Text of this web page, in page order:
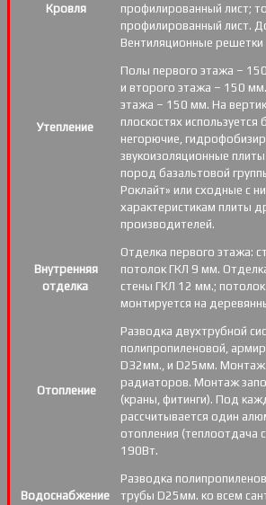
Кровля
профилированный лист;
профилированный лист.
Вентиляционные
Утепление
Полы первого этажа –
и второго этажа – 150
этажа – 150 мм. На
плоскостях
негорючие,
звукоизоляционные
пород базальтовой
Роклайт» или сходные с
характеристикам плиты
производителей.
Внутренняя
отделка
Отделка первого этажа:
потолок ГКЛ 9 мм.
стены ГКЛ 12 мм.;
монтируется на
Отопление
Разводка двухтрубной
полипропиленовой,
D32мм., и D25мм.
радиаторов. Монтаж
(краны, фитинги). Под
рассчитывается один
отопления (теплоотдача
190Вт.
Водоснабжение
Разводка
трубы D25мм. ко всем